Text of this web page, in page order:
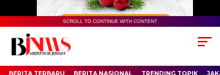
SCROLL TO CONTINUE WITH CONTENT
BERITA TERBARU BERITA NASIONAL TRENDING TOPIK